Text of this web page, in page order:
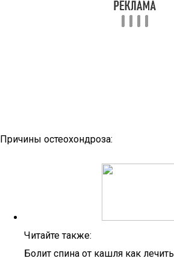
Причины остеохондроза:
Читайте также:
Болит спина от кашля как лечить